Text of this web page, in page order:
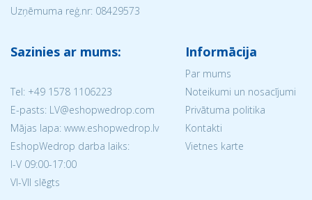
Uzņēmuma reģ.nr: 08429573
Sazinies ar mums:
Tel: +49 1578 1106223
E-pasts: LV@eshopwedrop.com
Mājas lapa: www.eshopwedrop.lv
EshopWedrop darba laiks:
I-V 09:00-17:00
VI-VII slēgts
Informācija
Par mums
Noteikumi un nosacījumi
Privātuma politika
Kontakti
Vietnes karte